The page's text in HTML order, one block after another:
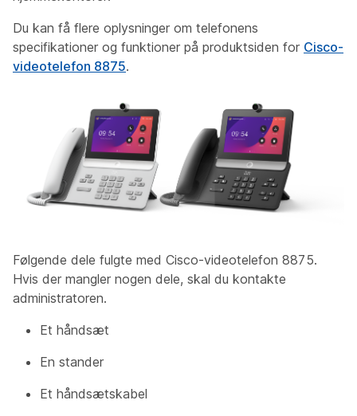
Du kan få flere oplysninger om telefonens
specifikationer og funktioner på produktsiden for Cisco-
videotelefon 8875.
Følgende dele fulgte med Cisco-videotelefon 8875.
Hvis der mangler nogen dele, skal du kontakte
administratoren.
Et håndsæt
En stander
Et håndsætskabel